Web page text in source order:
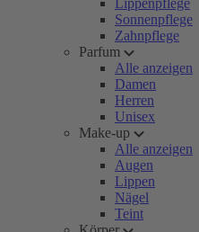
Lippenpflege
Sonnenpflege
Zahnpflege
Parfum
Alle anzeigen
Damen
Herren
Unisex
Make-up
Alle anzeigen
Augen
Lippen
Nägel
Teint